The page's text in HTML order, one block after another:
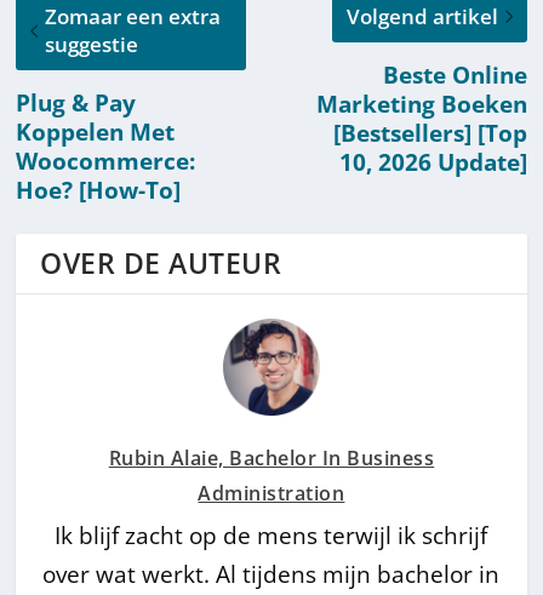
Zomaar een extra
suggestie
Plug & Pay
Koppelen Met
Woocommerce:
Hoe? [How-To]
Volgend artikel
Beste Online
Marketing Boeken
[Bestsellers] [Top
10, 2026 Update]
OVER DE AUTEUR
Rubin Alaie, Bachelor In Business
Administration
Ik blijf zacht op de mens terwijl ik schrijf
over wat werkt. Al tijdens mijn bachelor in